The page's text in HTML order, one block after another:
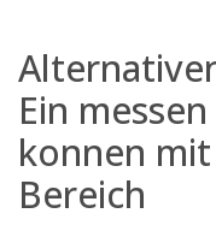
Ein messen
konnen mit
Bereich